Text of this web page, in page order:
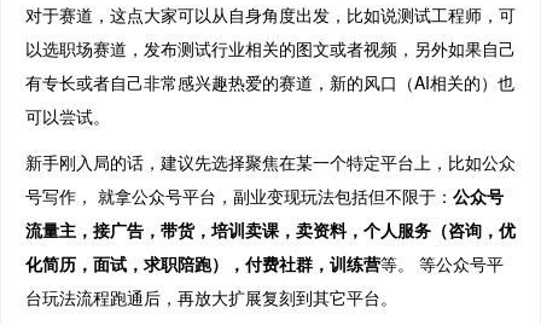
对于赛道，这点大家可以从自身角度出发，比如说测试工程师，可
以选职场赛道，发布测试行业相关的图文或者视频，另外如果自己
有专长或者自己非常感兴趣热爱的赛道，新的风口（AI相关的）也
可以尝试。
新手刚入局的话，建议先选择聚焦在某一个特定平台上，比如公众
号写作， 就拿公众号平台，副业变现玩法包括但不限于： 公众号
流量主，接广告，带货，培训卖课，卖资料，个人服务（咨询，优
化简历，面试，求职陪跑），付费社群，训练营等。 等公众号平
台玩法流程跑通后，再放大扩展复刻到其它平台。